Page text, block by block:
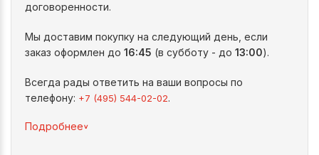
договоренности.
Мы доставим покупку на следующий день, если
заказ оформлен до 16:45 (в субботу - до 13:00).
Всегда рады ответить на ваши вопросы по
телефону: +7 (495) 544-02-02.
Подробнее^